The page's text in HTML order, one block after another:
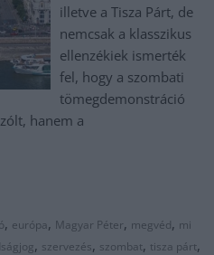
illetve a Tisza Párt, de
nemcsak a klasszikus
ellenzékiek ismerték
fel, hogy a szombati
tömegdemonstráció
hanem a
, európa, Magyar Péter, megvéd, mi
, szervezés, szombat, tisza párt,